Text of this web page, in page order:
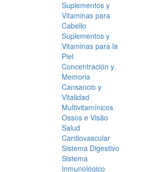
Suplementos y
Vitaminas para
Cabello
Suplementos y
Vitaminas para la
Piel
Concentración y
Memoria
Cansancio y
Vitalidad
Multivitamínicos
Ossos e Visão
Salud
Cardiovascular
Sistema Digestivo
Sistema
Inmunológico